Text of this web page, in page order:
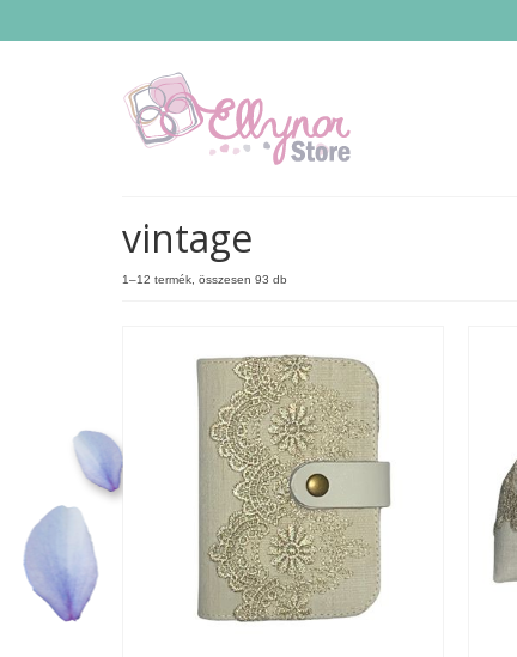
vintage
1–12 termék, összesen 93 db